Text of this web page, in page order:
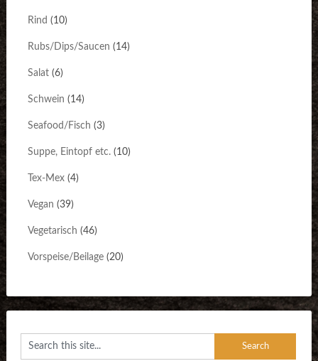
Rind (10)
Rubs/Dips/Saucen (14)
Salat(6)
Schwein (14)
Seafood/Fisch (3)
Suppe, Eintopf etc.(10)
Tex-Mex(4)
Vegan (39)
Vegetarisch (46)
Vorspeise/Beilage(20)